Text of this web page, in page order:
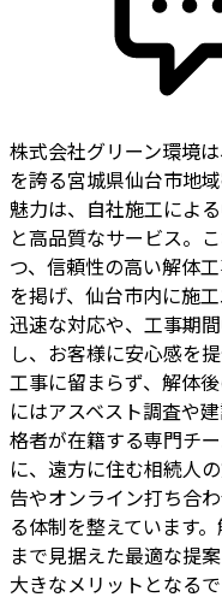
株式会社グリーン環境
を誇る宮城県仙台市地
魅力は、自社施工によ
と高品質なサービス。
つ、信頼性の高い解体
を掲げ、仙台市内に施
迅速な対応や、工事期
し、お客様に安心感を
工事に留まらず、解体
にはアスベスト調査や
格者が在籍する専門チ
に、遠方に住む相続人
告やオンライン打ち合
る体制を整えています
まで見据えた最適な提
大きなメリットとなるで